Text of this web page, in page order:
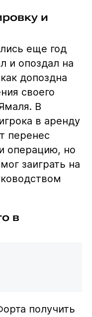
и
еще год
и опоздал на
допоздна
своего
В
в аренду
перенес
операцию, но
заиграть на
в
получить